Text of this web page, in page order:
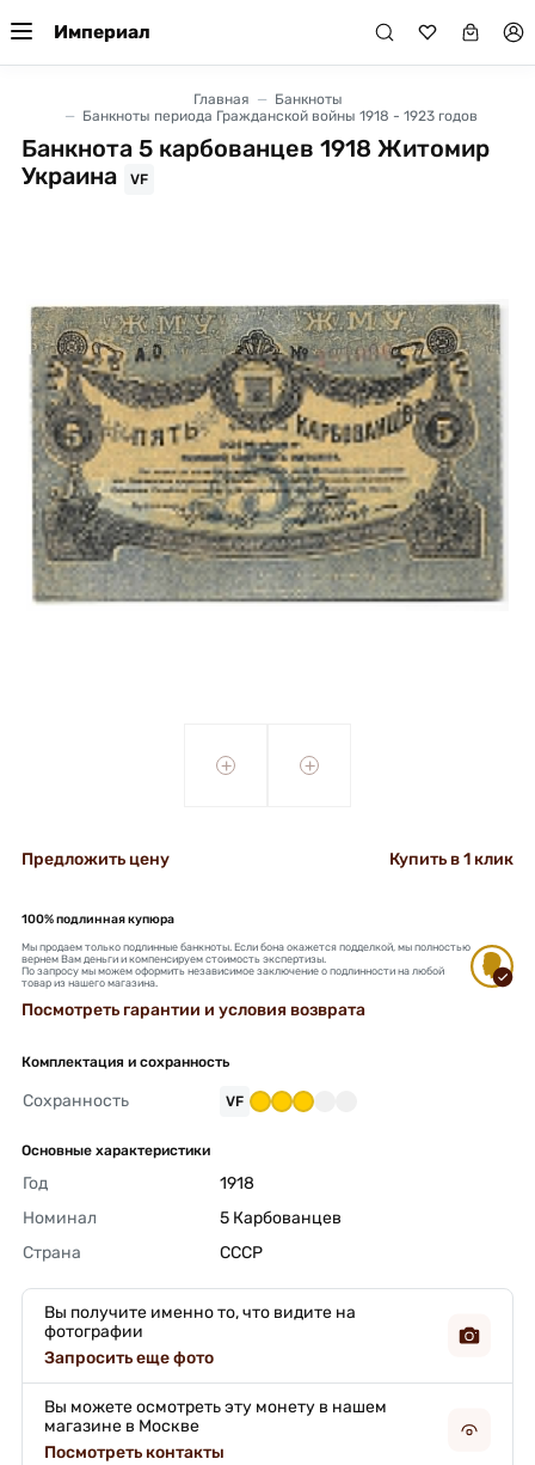
Империал
Главная
Банкноты
Банкноты периода Гражданской войны 1918 - 1923 годов
Банкнота 5 карбованцев 1918 Житомир
Украина
VF
+ +
Предложить цену Купить в 1 клик
100% подлинная купюра
Мы продаем только подлинные банкноты. Если бона окажется подделкой, мы полностью
вернем Вам деньги и компенсируем стоимость экспертизы.
По запросу мы можем оформить независимое заключение о подлинности на любой
товар из нашего магазина.
Посмотреть гарантии и условия возврата
Комплектация и сохранность
Сохранность VF
Основные характеристики
Год
1918
Номинал
5 Карбованцев
Страна
СССР
Вы получите именно то, что видите на
фотографии
Запросить еще фото
Вы можете осмотреть эту монету в нашем
магазине в Москве
Посмотреть контакты